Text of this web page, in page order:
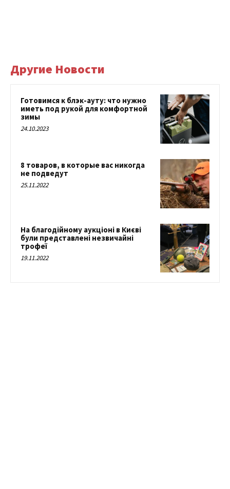
Другие Новости
Готовимся к блэк-ауту: что нужно
иметь под рукой для комфортной
зимы
24.10.2023
8 товаров, в которые вас никогда
не подведут
25.11.2022
На благодійному аукціоні в Києві
були представлені незвичайні
трофеї
19.11.2022